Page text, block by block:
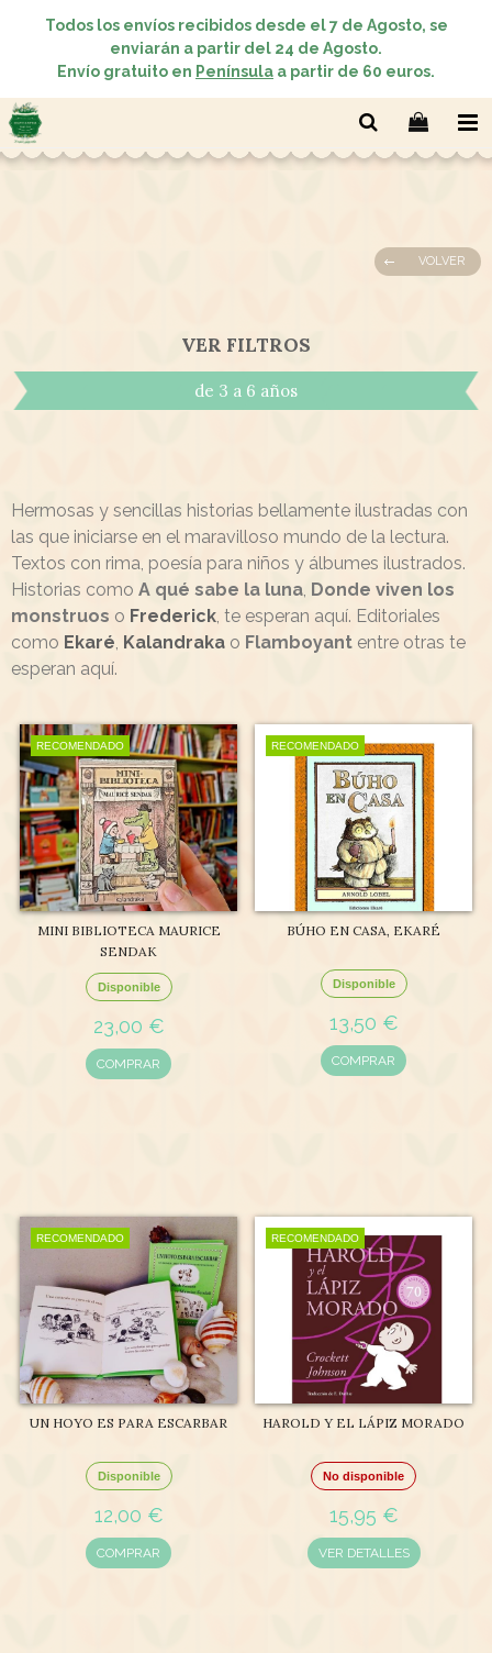
Todos los envíos recibidos desde el 7 de Agosto, se
enviarán a partir del 24 de Agosto.
Envío gratuito en Península a partir de 60 euros.
VOLVER
VER FILTROS
de 3 a 6 años
Hermosas y sencillas historias bellamente ilustradas con
las que iniciarse en el maravilloso mundo de la lectura.
Textos con rima, poesía para niños y álbumes ilustrados.
Historias como A qué sabe la luna, Donde viven los
monstruos o Frederick, te esperan aquí. Editoriales
como Ekaré, Kalandraka o Flamboyant entre otras te
esperan aquí.
RECOMENDADO
MINI BIBLIOTECA MAURICE
SENDAK
Disponible
23,00 €
COMPRAR
RECOMENDADO
BÚHO EN CASA, EKARÉ
Disponible
13,50 €
COMPRAR
RECOMENDADO
UN HOYO ES PARA ESCARBAR
Disponible
12,00 €
COMPRAR
RECOMENDADO
HAROLD Y EL LÁPIZ MORADO
No disponible
15,95 €
VER DETALLES